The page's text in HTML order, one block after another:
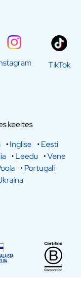
TikTok
keeltes
•Inglise •Eesti
•Leedu •Vene
•Portugali